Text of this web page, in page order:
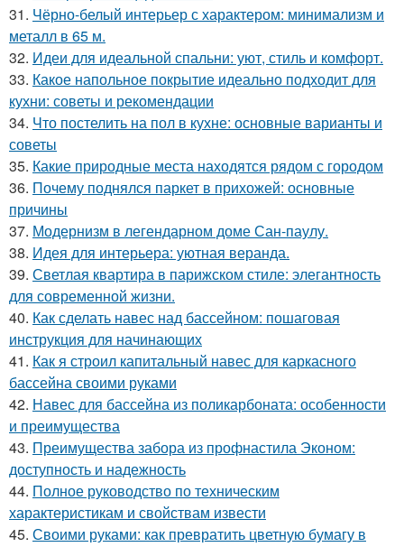
31. Чёрно-белый интерьер с характером: минимализм и
металл в 65 м.
32. Идеи для идеальной спальни: уют, стиль и комфорт.
33. Какое напольное покрытие идеально подходит для
кухни: советы и рекомендации
34. Что постелить на пол в кухне: основные варианты и
советы
35. Какие природные места находятся рядом с городом
36. Почему поднялся паркет в прихожей: основные
причины
37. Модернизм в легендарном доме Сан-паулу.
38. Идея для интерьера: уютная веранда.
39. Светлая квартира в парижском стиле: элегантность
для современной жизни.
40. Как сделать навес над бассейном: пошаговая
инструкция для начинающих
41. Как я строил капитальный навес для каркасного
бассейна своими руками
42. Навес для бассейна из поликарбоната: особенности
и преимущества
43. Преимущества забора из профнастила Эконом:
доступность и надежность
44. Полное руководство по техническим
характеристикам и свойствам извести
45. Своими руками: как превратить цветную бумагу в